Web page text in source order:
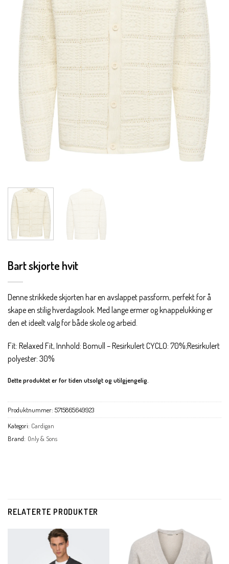
Bart skjorte hvit
Denne strikkede skjorten har en avslappet passform, perfekt for å
skape en stilig hverdagslook. Med lange ermer og knappelukking er
den et ideelt valg for både skole og arbeid.
Fit: Relaxed Fit, Innhold: Bomull – Resirkulert CYCLO: 70%;Resirkulert
polyester: 30%
Dette produktet er for tiden utsolgt og utilgjengelig.
Produktnummer: 5715865649923
Kategori: Cardigan
Brand: Only & Sons
RELATERTE PRODUKTER